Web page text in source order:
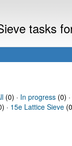
tasks
(0) · In progress(0) ·
· 15e Lattice Sieve